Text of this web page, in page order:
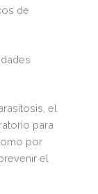
de
el
para
por
el